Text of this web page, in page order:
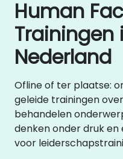
Human
Trainingen
Nederland
Ofline of ter plaatse:
geleide trainingen
behandelen
denken onder druk
voor